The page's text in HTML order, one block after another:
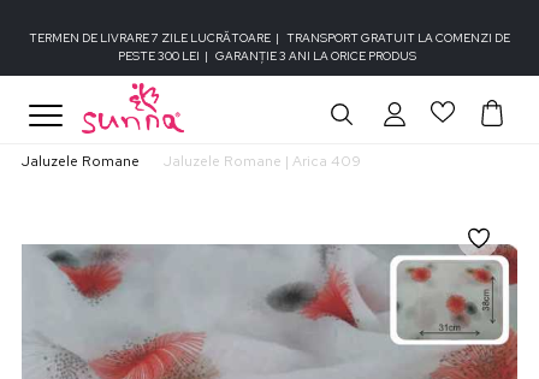
TERMEN DE LIVRARE 7 ZILE LUCRĂTOARE | TRANSPORT GRATUIT LA COMENZI DE
PESTE 300 LEI | GARANȚIE 3 ANI LA ORICE PRODUS
Jaluzele Romane Jaluzele Romane | Arica 409